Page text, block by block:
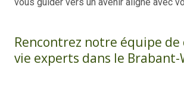
Rencontrez notre équipe de
vie experts dans le Brabant-